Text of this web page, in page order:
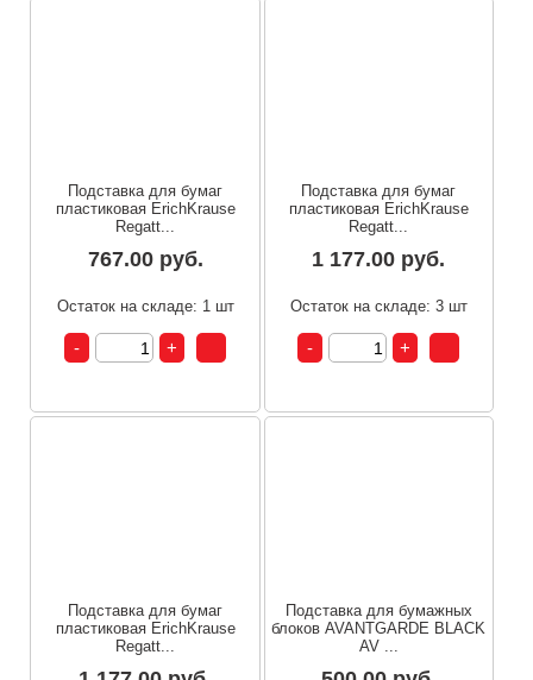
Подставка для бумаг
пластиковая ErichKrause
Regatt...
767.00 руб.
Остаток на складе: 1 шт
Подставка для бумаг
пластиковая ErichKrause
Regatt...
1 177.00 руб.
Остаток на складе: 3 шт
Подставка для бумаг
пластиковая ErichKrause
Regatt...
Подставка для бумажных
блоков AVANTGARDE BLACK
AV ...